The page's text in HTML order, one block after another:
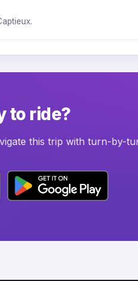
to ride?
this trip with turn-by-